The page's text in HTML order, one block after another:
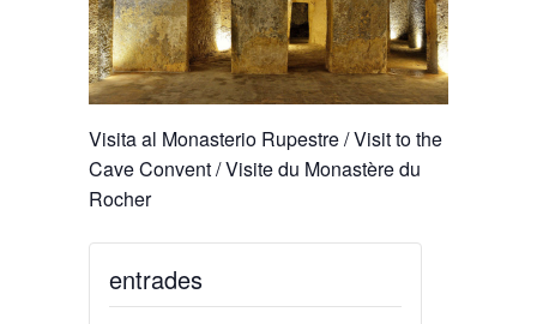
Visita al Monasterio Rupestre / Visit to the
Cave Convent / Visite du Monastère du
Rocher
entrades